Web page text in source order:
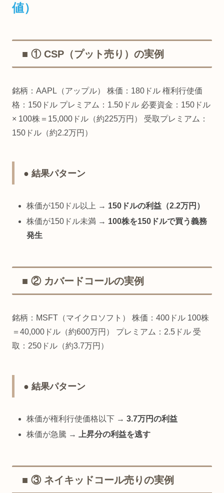
値）
■ ① CSP（プット売り）の実例
銘柄：AAPL（アップル） 株価：180ドル 権利行使価
格：150ドル プレミアム：1.50ドル 必要資金：150ドル
× 100株＝15,000ドル（約225万円） 受取プレミアム：
150ドル（約2.2万円）
● 結果パターン
株価が150ドル以上 → 150ドルの利益（2.2万円）
株価が150ドル未満 → 100株を150ドルで買う義務
発生
■ ② カバードコールの実例
銘柄：MSFT（マイクロソフト） 株価：400ドル 100株
＝40,000ドル（約600万円） プレミアム：2.5ドル 受
取：250ドル（約3.7万円）
● 結果パターン
株価が権利行使価格以下 →3.7万円の利益
株価が急騰 →
上昇分の利益を逃す
■ ③ ネイキッドコール売りの実例